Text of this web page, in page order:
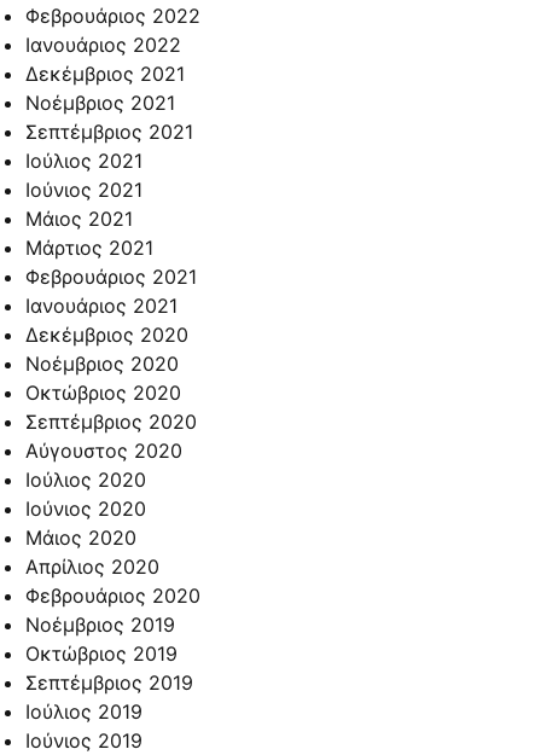
Φεβρουάριος 2022
Ιανουάριος 2022
Δεκέμβριος 2021
Νοέμβριος 2021
Σεπτέμβριος 2021
Ιούλιος 2021
Ιούνιος 2021
Μάιος 2021
Μάρτιος 2021
Φεβρουάριος 2021
Ιανουάριος 2021
Δεκέμβριος 2020
Νοέμβριος 2020
Οκτώβριος 2020
Σεπτέμβριος 2020
Αύγουστος 2020
Ιούλιος 2020
Ιούνιος 2020
Μάιος 2020
Απρίλιος 2020
Φεβρουάριος 2020
Νοέμβριος 2019
Οκτώβριος 2019
Σεπτέμβριος 2019
Ιούλιος 2019
Ιούνιος 2019